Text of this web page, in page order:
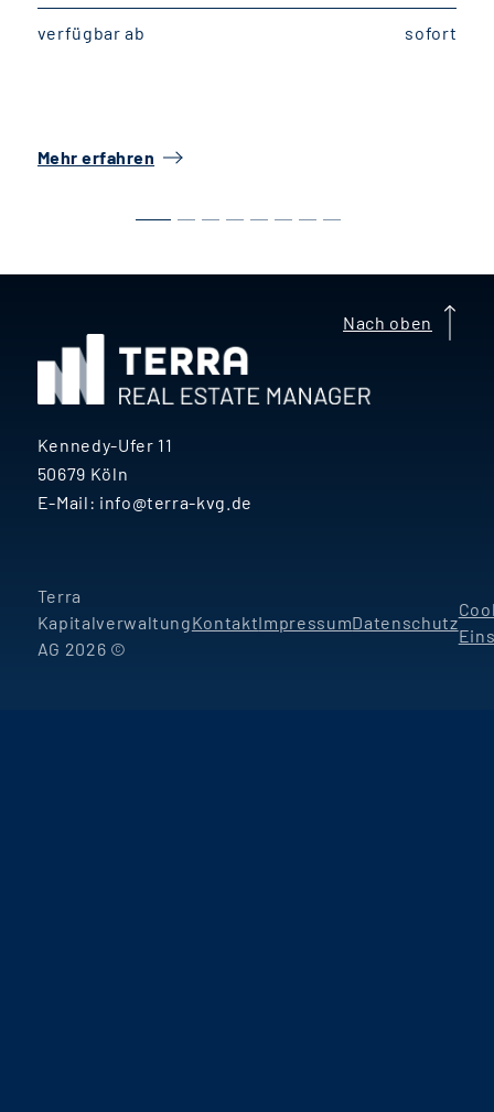
verfügbar ab sofort
Mehr erfahren
Nach oben
Kennedy-Ufer 11
50679 Köln
E-Mail: info@terra-kvg.de
Terra
Kapitalverwaltung
AG 2026 ©
KontaktImpressumDatenschutz